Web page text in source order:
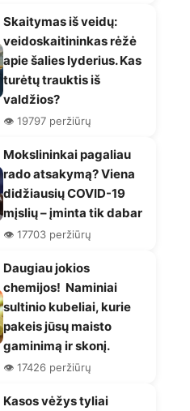
Skaitymas iš veidų:
veidoskaitininkas rėžė
apie šalies lyderius. Kas
turėtų trauktis iš
valdžios?
👁️ 19797 peržiūrų
Mokslininkai pagaliau
rado atsakymą? Viena
didžiausių COVID-19
mįslių – įminta tik dabar
👁️ 17703 peržiūrų
Daugiau jokios
chemijos! Naminiai
sultinio kubeliai, kurie
pakeis jūsų maisto
gaminimą ir skonį.
👁️ 17426 peržiūrų
Kasos vėžys tyliai